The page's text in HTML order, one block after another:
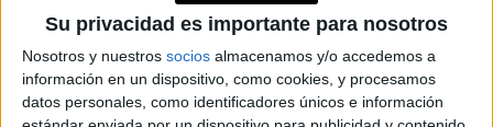
Su privacidad es importante para nosotros
Nosotros y nuestros socios almacenamos y/o accedemos a
información en un dispositivo, como cookies, y procesamos
datos personales, como identificadores únicos e información
EXPERTOS